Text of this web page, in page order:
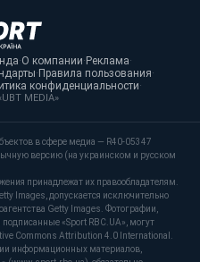
·О компании·Реклама·
·Правила пользования·
конфиденциальности·
MEDIA»
в сфере медиа — R40-05347
версию (на украинском и русском
принадлежат их правообладателям.
Images, допускается исключительно
Getty Images. Фотографии,
«Sport RBC.UA», могут
Commons Attribution 4.0 International.
информационных материалов,